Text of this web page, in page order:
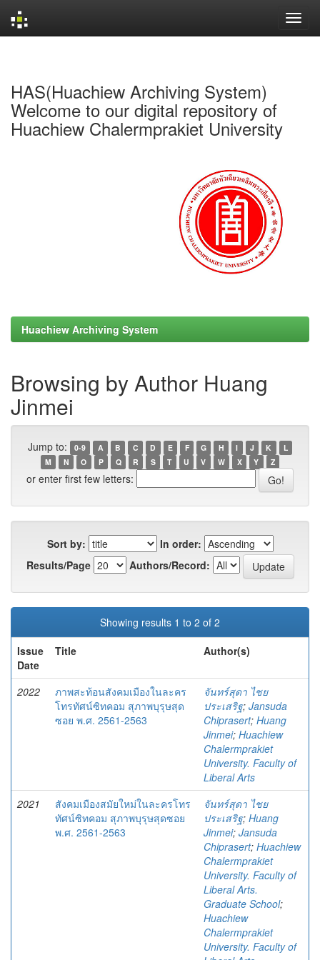
HAS(Huachiew Archiving System)
Welcome to our digital repository of
Huachiew Chalermprakiet University
Huachiew Archiving System
Browsing by Author Huang
Jinmei
Jump to: 0-9 A B C D E F G H I J K
L
M
N O P Q R S T U V W X Y Z
or enter first few letters:
Sort by:
In order:
Results/Page
Authors/Record:
Showing results 1 to 2 of 2
Issue
Date
Title Author(s)
2022
ภาพสะท้อนสังคมเมืองในละคร
โทรทัศน์ซิทคอม สุภาพบุรุษสุด
ซอย พ.ศ. 2561-2563
จันทร์สุดา ไชย
ประเสริฐ; Jansuda
Chiprasert; Huang
Jinmei; Huachiew
Chalermprakiet
University. Faculty of
Liberal Arts
2021
สังคมเมืองสมัยใหม่ในละครโทร
ทัศน์ซิทคอม สุภาพบุรุษสุดซอย
พ.ศ. 2561-2563
จันทร์สุดา ไชย
ประเสริฐ; Huang
Jinmei; Jansuda
Chiprasert; Huachiew
Chalermprakiet
University. Faculty of
Liberal Arts.
Graduate School;
Huachiew
Chalermprakiet
University. Faculty of